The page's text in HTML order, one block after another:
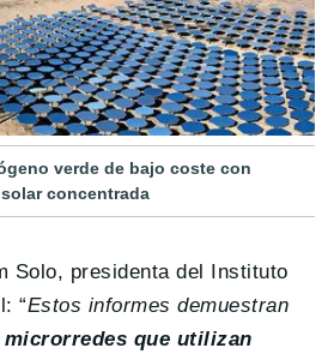
verde de bajo coste con
concentrada
Solo, presidenta del Instituto
“Estos informes demuestran
microrredes que utilizan